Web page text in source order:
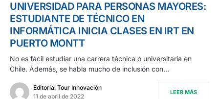
UNIVERSIDAD PARA PERSONAS MAYORES:
ESTUDIANTE DE TÉCNICO EN
INFORMÁTICA INICIA CLASES EN IRT EN
PUERTO MONTT
No es fácil estudiar una carrera técnica o universitaria en
Chile. Además, se habla mucho de inclusión con…
Editorial Tour Innovación
11 de abril de 2022
LEER MÁS